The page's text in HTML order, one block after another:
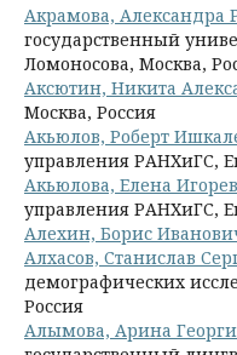
Акрамова, Александра
государственный
Ломоносова, Москва,
Аксютин, Никита
Москва, Россия
Акьюлов, Роберт
управления РАНХиГС,
Акьюлова, Елена
управления РАНХиГС,
Алехин, Борис
Алхасов, Станислав
демографических
Россия
Алымова, Арина